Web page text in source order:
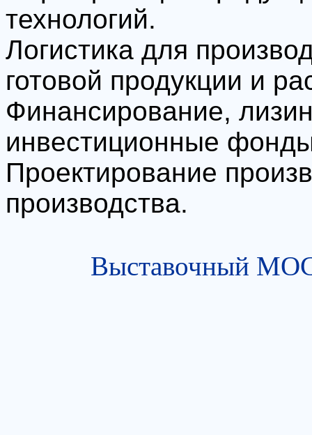
технологий.
Логистика для
готовой продукции и
Финансирование,
инвестиционные
Проектирование
производства.
Выставочный